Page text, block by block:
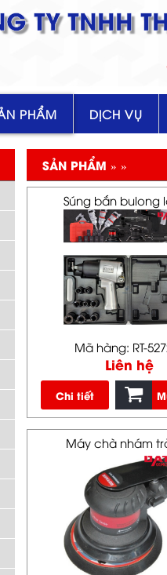
TY TNHH
PHẨM DỊCH VỤ
SẢN PHẨM » »
Súng bắn bulong
Mã hàng: RT-
Liên hệ
Chi tiết
Máy chà nhám